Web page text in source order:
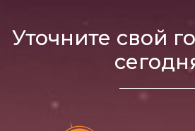
Уточните свой